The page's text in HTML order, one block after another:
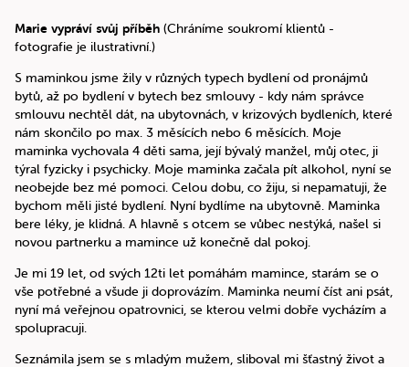
Marie vypráví svůj příběh (Chráníme soukromí klientů -
fotografie je ilustrativní.)
S maminkou jsme žily v různých typech bydlení od pronájmů
bytů, až po bydlení v bytech bez smlouvy - kdy nám správce
smlouvu nechtěl dát, na ubytovnách, v krizových bydleních, které
nám skončilo po max. 3 měsících nebo 6 měsících. Moje
maminka vychovala 4 děti sama, její bývalý manžel, můj otec, ji
týral fyzicky i psychicky. Moje maminka začala pít alkohol, nyní se
neobejde bez mé pomoci. Celou dobu, co žiju, si nepamatuji, že
bychom měli jisté bydlení. Nyní bydlíme na ubytovně. Maminka
bere léky, je klidná. A hlavně s otcem se vůbec nestýká, našel si
novou partnerku a mamince už konečně dal pokoj.
Je mi 19 let, od svých 12ti let pomáhám mamince, starám se o
vše potřebné a všude ji doprovázím. Maminka neumí číst ani psát,
nyní má veřejnou opatrovnici, se kterou velmi dobře vycházím a
spolupracuji.
Seznámila jsem se s mladým mužem, sliboval mi šťastný život a